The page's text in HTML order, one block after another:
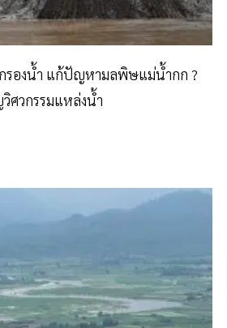
รองน้ำ แก้ปัญหามลพิษแม่น้ำกก ?
ศวกรรมแหล่งน้ำ